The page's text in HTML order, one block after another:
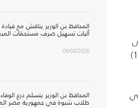
(17) مستشفى و(40) مركزاً صحياً و(180) وحدة صحية، فيما بلغ عدد مشاريع المياه الحكومية والأهلية (330) مشروعاً، و(186)
المحافظ بن الوزير يناقش مع
آليات تسهيل صرف مستحقات
06/08/2026
المحافظ بن الوزير يتسلم درع
طلاب شبوة في جمهورية مصر